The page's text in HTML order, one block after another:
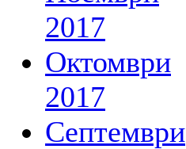
2017
Октомври
2017
Септември